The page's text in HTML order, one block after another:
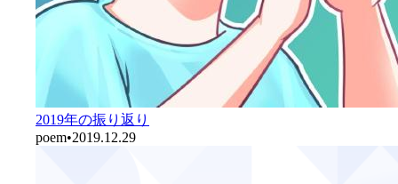
2019年の振り返り
poem•2019.12.29